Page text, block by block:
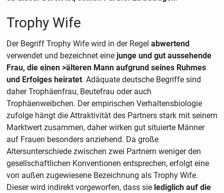
Trophy Wife
Der Begriff Trophy Wife wird in der Regel abwertend
verwendet und bezeichnet einejunge und gut aussehende
Frau, die einen >älteren Mann aufgrund seines Ruhmes
und Erfolges heiratet. Adäquate deutsche Begriffe sind
daher Trophäenfrau, Beutefrau oder auch
Trophäenweibchen. Der empirischen Verhaltensbiologie
zufolge hängt die Attraktivität des Partners stark mit seinem
Marktwert zusammen, daher wirken gut situierte Männer
auf Frauen besonders anziehend. Da große
Altersunterschiede zwischen zwei Partnern weniger den
gesellschaftlichen Konventionen entsprechen, erfolgt eine
von außen zugewiesene Bezeichnung als Trophy Wife.
Dieser wird indirekt vorgeworfen, dass sie lediglich auf die